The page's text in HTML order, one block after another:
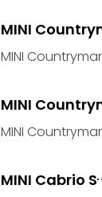
MINI
MINI
MINI
MINI
MINI Cabrio S